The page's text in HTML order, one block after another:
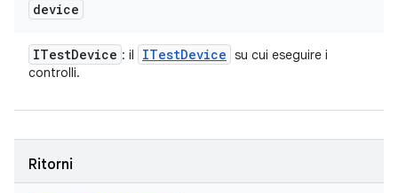
device
ITestDevice : il ITestDevice su cui eseguire i
controlli.
Ritorni